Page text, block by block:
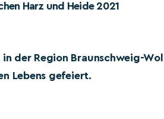
Harz und Heide 2021
der Region Braunschweig-
Lebens gefeiert.